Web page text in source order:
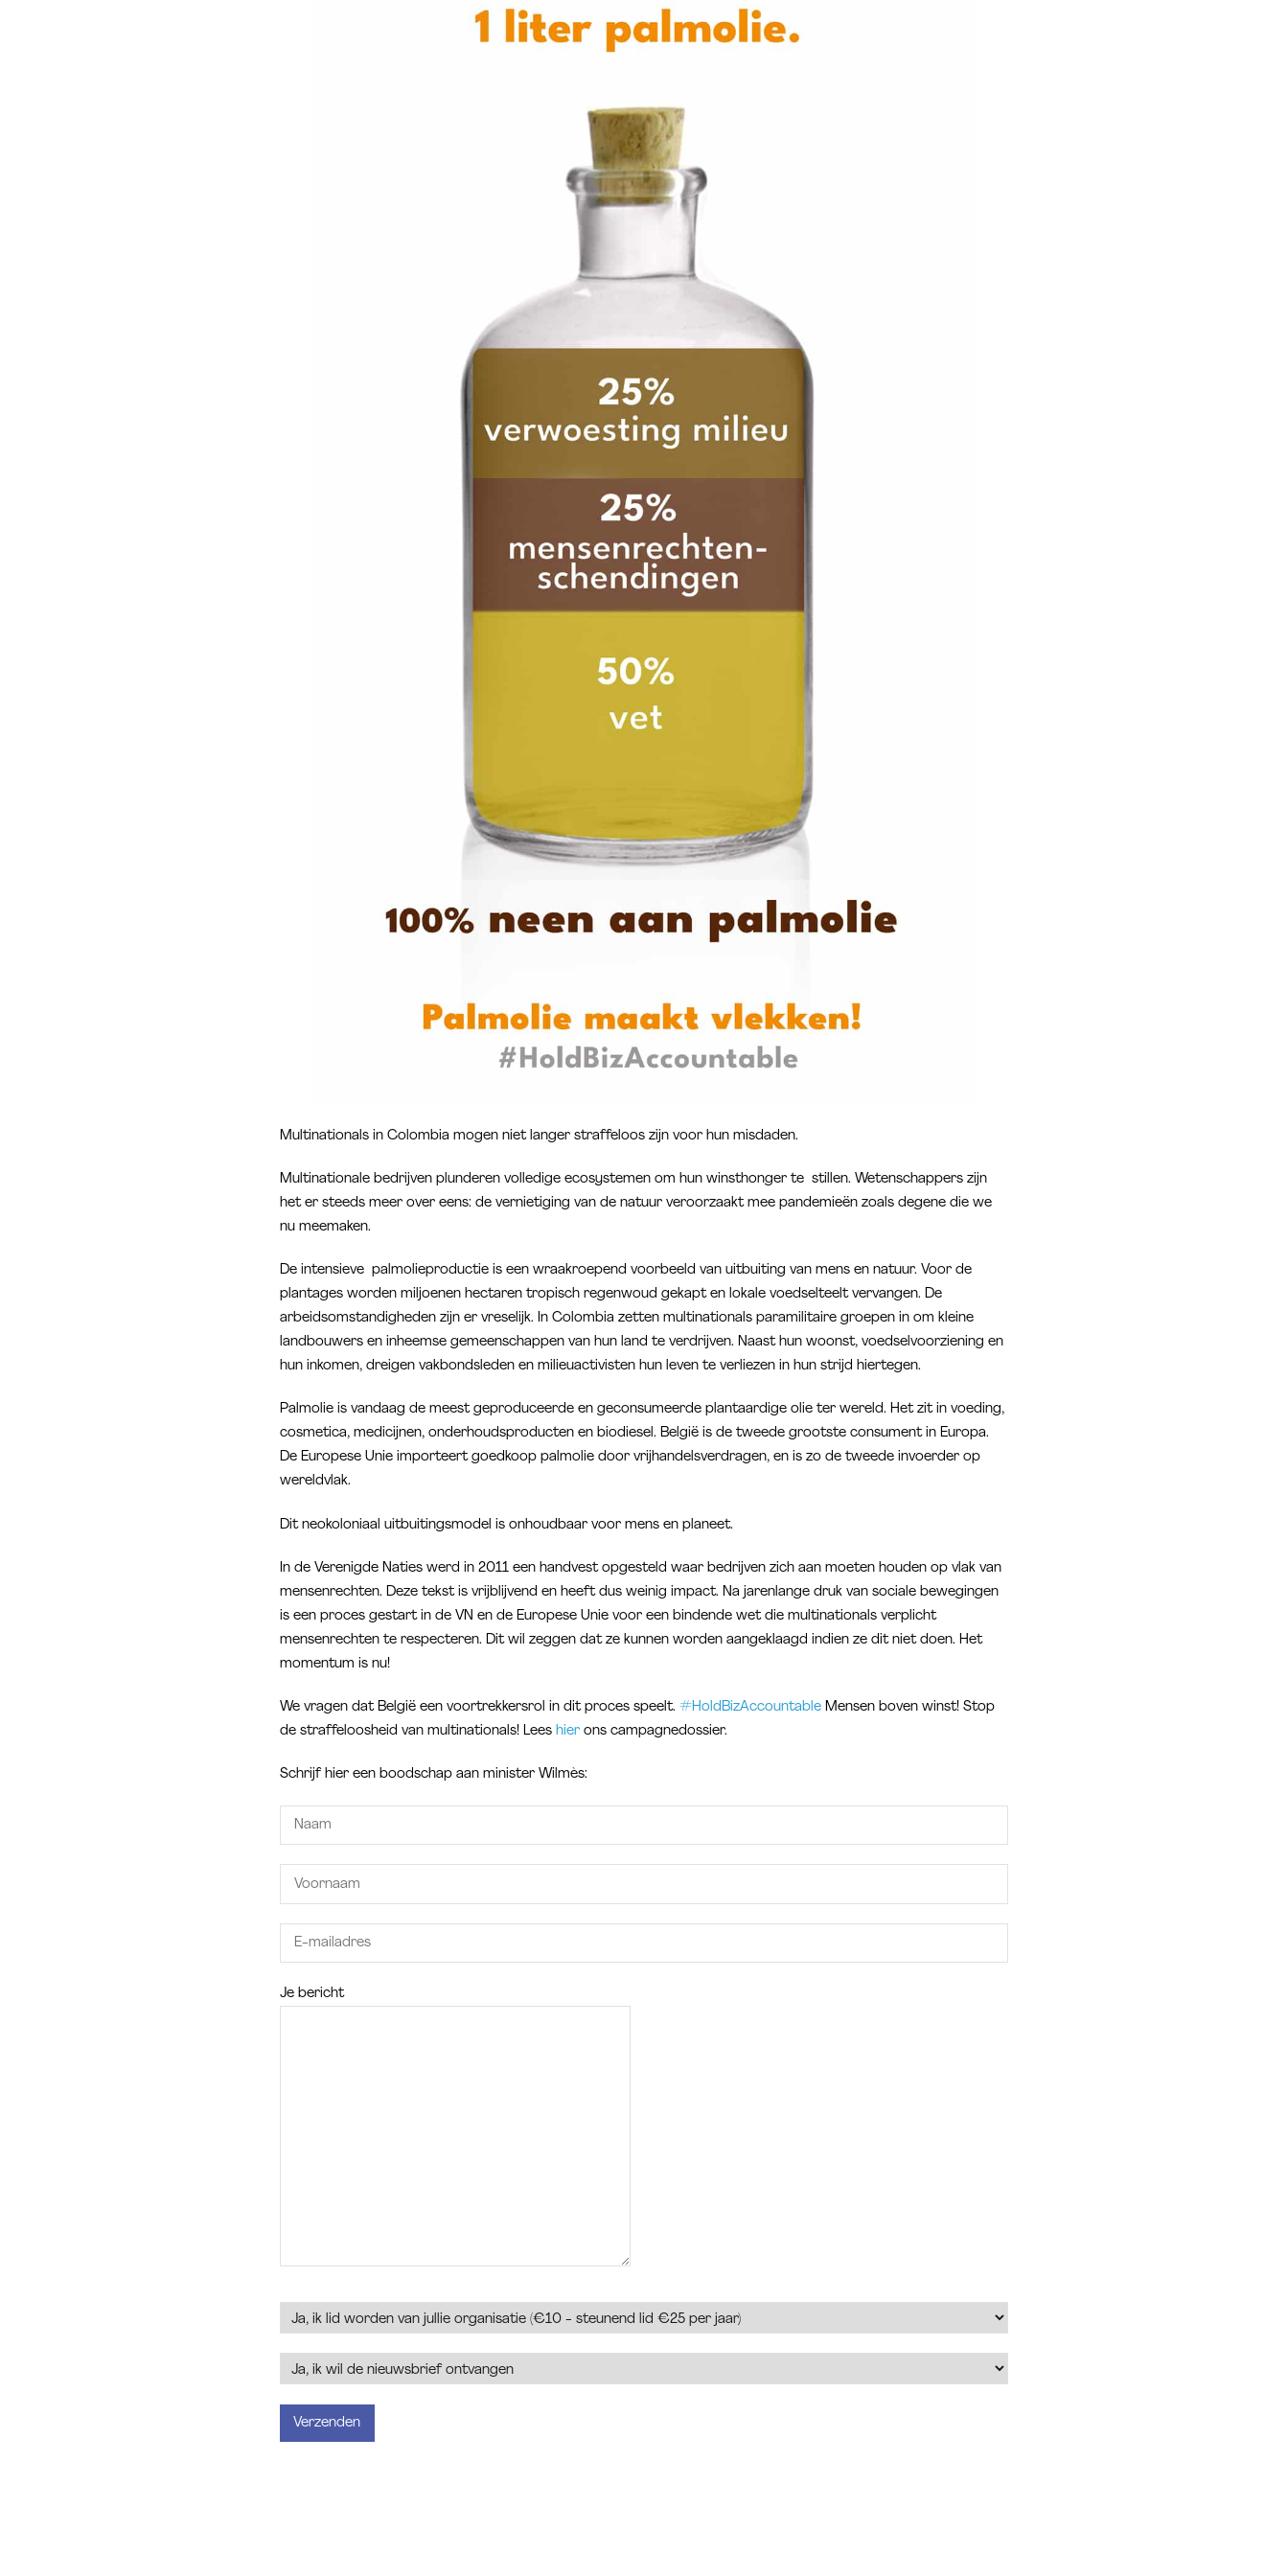
Multinationals in Colombia mogen niet langer straffeloos zijn voor hun misdaden.
Multinationale bedrijven plunderen volledige ecosystemen om hun winsthonger te stillen. Wetenschappers zijn
het er steeds meer over eens: de vernietiging van de natuur veroorzaakt mee pandemieën zoals degene die we
nu meemaken.
De intensieve palmolieproductie is een wraakroepend voorbeeld van uitbuiting van mens en natuur. Voor de
plantages worden miljoenen hectaren tropisch regenwoud gekapt en lokale voedselteelt vervangen. De
arbeidsomstandigheden zijn er vreselijk. In Colombia zetten multinationals paramilitaire groepen in om kleine
landbouwers en inheemse gemeenschappen van hun land te verdrijven. Naast hun woonst, voedselvoorziening en
hun inkomen, dreigen vakbondsleden en milieuactivisten hun leven te verliezen in hun strijd hiertegen.
Palmolie is vandaag de meest geproduceerde en geconsumeerde plantaardige olie ter wereld. Het zit in voeding,
cosmetica, medicijnen, onderhoudsproducten en biodiesel. België is de tweede grootste consument in Europa.
De Europese Unie importeert goedkoop palmolie door vrijhandelsverdragen, en is zo de tweede invoerder op
wereldvlak.
Dit neokoloniaal uitbuitingsmodel is onhoudbaar voor mens en planeet.
In de Verenigde Naties werd in 2011 een handvest opgesteld waar bedrijven zich aan moeten houden op vlak van
mensenrechten. Deze tekst is vrijblijvend en heeft dus weinig impact. Na jarenlange druk van sociale bewegingen
is een proces gestart in de VN en de Europese Unie voor een bindende wet die multinationals verplicht
mensenrechten te respecteren. Dit wil zeggen dat ze kunnen worden aangeklaagd indien ze dit niet doen. Het
momentum is nu!
We vragen dat België een voortrekkersrol in dit proces speelt. #HoldBizAccountable Mensen boven winst! Stop
de straffeloosheid van multinationals! Lees hier ons campagnedossier.
Schrijf hier een boodschap aan minister Wilmès:
Je bericht